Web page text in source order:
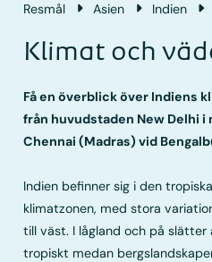
Resmål Asien Indien
Klimat och
Få en överblick över Indiens
från huvudstaden New Delhi
Chennai (Madras) vid
Indien befinner sig i den
klimatzonen, med stora
till väst. I lågland och på
tropiskt medan